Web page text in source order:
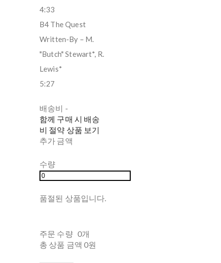
4:33
B4 The Quest
Written-By – M.
"Butch" Stewart*, R.
Lewis*
5:27
배송비 -
함께 구매 시 배송
비 절약 상품 보기
추가 금액
수량
품절된 상품입니다.
주문 수량 0개
총 상품 금액 0원